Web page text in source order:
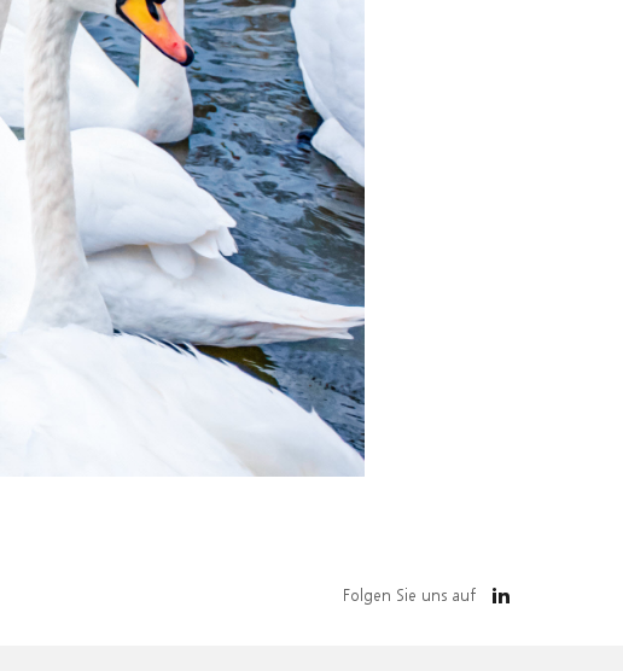
Folgen Sie uns auf